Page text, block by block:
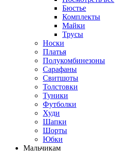
Бюстье
Комплекты
Майки
Трусы
Носки
Платья
Полукомбинезоны
Сарафаны
Свитшоты
Толстовки
Туники
Футболки
Худи
Шапки
Шорты
Юбки
Мальчикам